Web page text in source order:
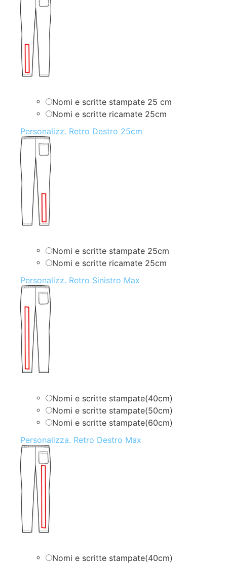
Nomi e scritte stampate 25 cm
Nomi e scritte ricamate 25cm
Personalizz. Retro Destro 25cm
Nomi e scritte stampate 25cm
Nomi e scritte ricamate 25cm
Personalizz. Retro Sinistro Max
Nomi e scritte stampate(40cm)
Nomi e scritte stampate(50cm)
Nomi e scritte stampate(60cm)
Personalizza. Retro Destro Max
Nomi e scritte stampate(40cm)